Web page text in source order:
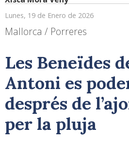
Lunes, 19 de Enero de 2026
Mallorca / Porreres
Les Beneïdes
Antoni es
després de
per la pluja